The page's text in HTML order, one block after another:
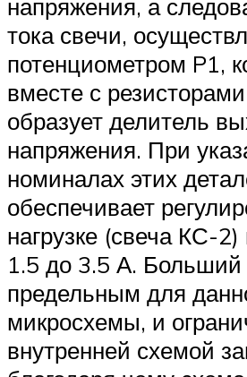
напряжения, а
тока свечи,
потенциометром P1,
вместе с
образует делитель
напряжения. При
номиналах этих
обеспечивает
нагрузке (свеча КС-
1.5 до 3.5 А. Больший
предельным для
микросхемы, и
внутренней схемой